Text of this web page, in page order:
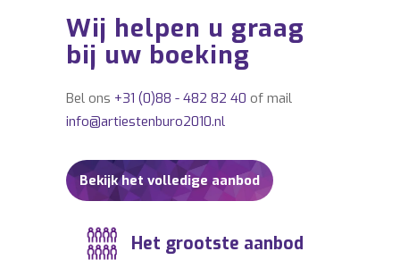
Casper Hulshof,
ARTIESTENBOEKINGSKANTOOR dr. Casper
Hulshof.
Wij helpen u graag
bij uw boeking
Bel ons +31 (0)88 - 482 82 40 of mail
info@artiestenburo2010.nl
Bekijk het volledige aanbod
Het grootste aanbod